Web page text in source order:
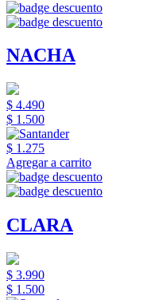
NACHA
$ 4.490
$ 1.500
$ 1.275
Agregar a carrito
CLARA
$ 3.990
$ 1.500